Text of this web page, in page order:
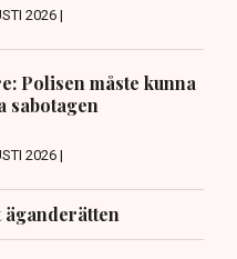
2026 |
Polisen måste kunna
sabotagen
2026 |
äganderätten